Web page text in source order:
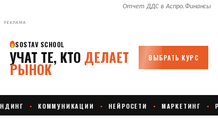
Отчет ДДС в Аспро.Финансы
РЕКЛАМА